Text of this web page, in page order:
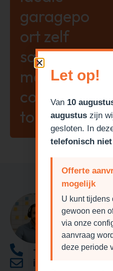
garagepo
ort zelf
samen
met onze
configura
tor!
Heeft
+32 (0)14 397837
Let op!
Van 10
augustus zijn
gesloten. In
telefonisch
Offerte
mogelijk
U kunt tijdens
gewoon een
via onze
aanvraag
deze periode